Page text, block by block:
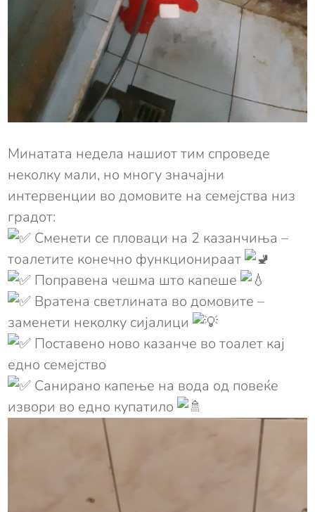
Минатата недела нашиот тим спроведе
неколку мали, но многу значајни
интервенции во домовите на семејства низ
градот:
Сменети се пловаци на 2 казанчиња –
тоалетите конечно функционираат
Поправена чешма што капеше
Вратена светлината во домовите –
заменети неколку сијалици
Поставено ново казанче во тоалет кај
едно семејство
Санирано капење на вода од повеќе
извори во едно купатило